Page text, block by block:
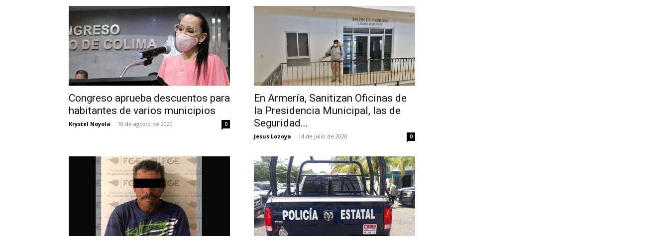
Congreso aprueba descuentos para
habitantes de varios municipios
Krystel Noyola - 10 de agosto de 2020 0
En Armería, Sanitizan Oficinas de
la Presidencia Municipal, las de
Seguridad...
Jesus Lozoya - 14 de julio de 2020 0